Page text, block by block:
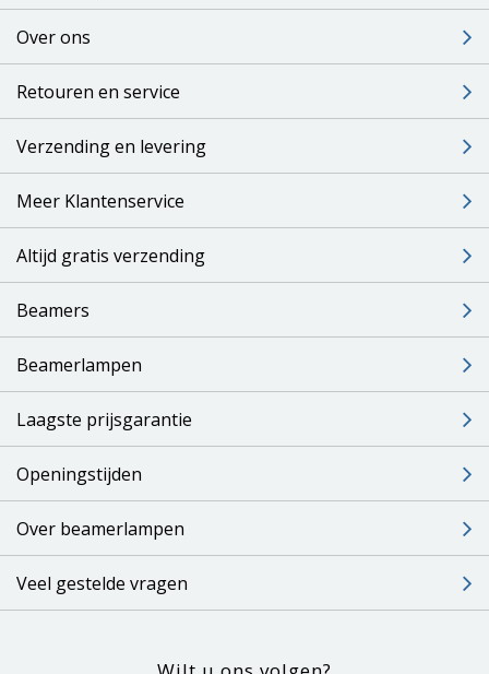
Over ons
Retouren en service
Verzending en levering
Meer Klantenservice
Altijd gratis verzending
Beamers
Beamerlampen
Laagste prijsgarantie
Openingstijden
Over beamerlampen
Veel gestelde vragen